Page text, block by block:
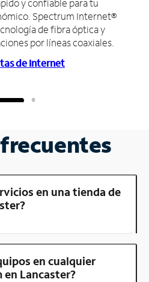
y confiable para tu
Spectrum Internet®
de fibra óptica y
por líneas coaxiales.
de Internet
en una tienda de
en cualquier
Lancaster?